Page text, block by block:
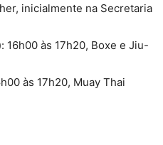
inicialmente na Secretaria
16h00 às 17h20, Boxe e Jiu-
às 17h20, Muay Thai